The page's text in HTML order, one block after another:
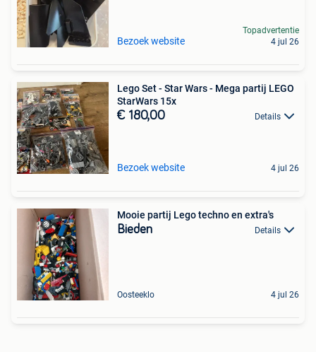
Bezoek website
Topadvertentie
4 jul 26
Lego Set - Star Wars - Mega partij LEGO
StarWars 15x
€ 180,00 Details
Bezoek website 4 jul 26
Mooie partij Lego techno en extra's
Bieden Details
Oosteeklo 4 jul 26